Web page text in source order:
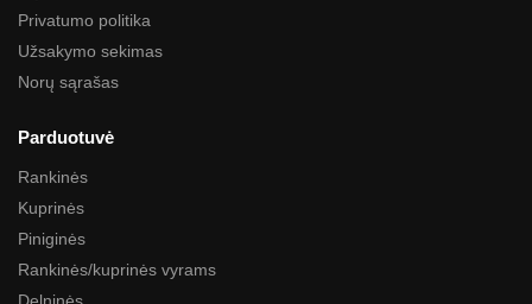
Privatumo politika
Užsakymo sekimas
Norų sąrašas
Parduotuvė
Rankinės
Kuprinės
Piniginės
Rankinės/kuprinės vyrams